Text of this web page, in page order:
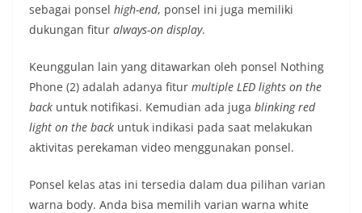
sebagai ponsel high-end, ponsel ini juga memiliki
dukungan fitur always-on display.
Keunggulan lain yang ditawarkan oleh ponsel Nothing
Phone (2) adalah adanya fitur multiple LED lights on the
back untuk notifikasi. Kemudian ada juga blinking red
light on the back untuk indikasi pada saat melakukan
aktivitas perekaman video menggunakan ponsel.
Ponsel kelas atas ini tersedia dalam dua pilihan varian
warna body. Anda bisa memilih varian warna white